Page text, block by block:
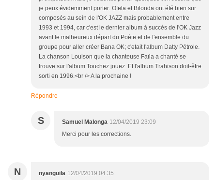
je peux évidemment porter: Ofela et Bilonda ont été bien sur
composés au sein de l'OK JAZZ mais probablement entre
1993 et 1994, car c'est le dernier album à succès de l'OK Jazz
avant le malheureux départ du Poète et de l'ensemble du
groupe pour aller créer Bana OK; c'etait l'album Datty Pétrole.
La chanson Louison que la chanteuse Faïla a chanté se
trouve sur l'album Touchez jouez. Et l'album Trahison doit-être
sorti en 1996.<br /> A la prochaine !
Répondre
S Samuel Malonga 12/04/2019 23:09
Merci pour les corrections.
N nyanguila 12/04/2019 04:35